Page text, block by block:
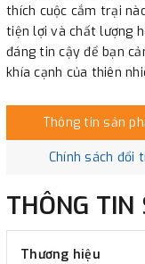
thích cuộc cắm trại
tiện lợi và chất lượng
đáng tin cậy để bạn
khía cạnh của thiên
Thông tin sản
Chính sách đổi
THÔNG
Thương hiệu